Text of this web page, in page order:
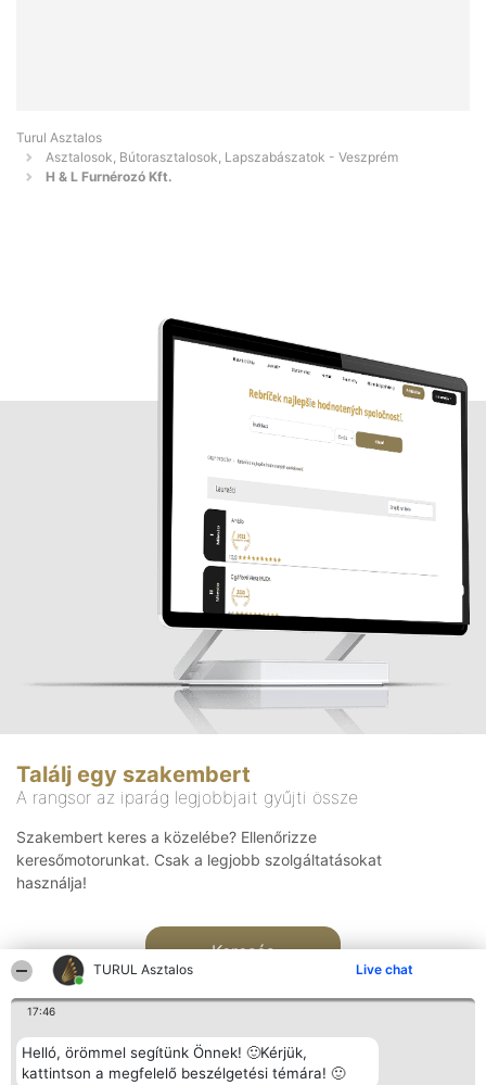
TURUL Asztalos Live chat
17:46
Helló, örömmel segítünk Önnek! 🙂Kérjük,
kattintson a megfelelő beszélgetési témára! 🙂
Turul Asztalos
Asztalosok, Bútorasztalosok, Lapszabászatok - Veszprém
H & L Furnérozó Kft.
Találj egy szakembert
A rangsor az iparág legjobbjait gyűjti össze
Szakembert keres a közelébe? Ellenőrizze
keresőmotorunkat. Csak a legjobb szolgáltatásokat
használja!
Keresés